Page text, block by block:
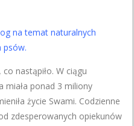
na temat naturalnych
psów.
nastąpiło. W ciągu
miała ponad 3 miliony
życie Swami. Codzienne
zdesperowanych opiekunów